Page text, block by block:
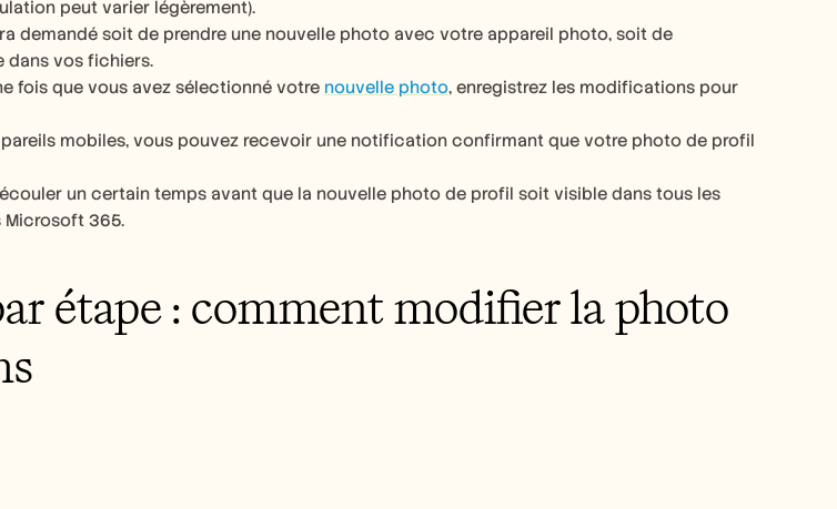
peut varier légèrement).
demandé soit de prendre une nouvelle photo avec votre appareil photo, soit de
dans vos fichiers.
fois que vous avez sélectionné votre nouvelle photo, enregistrez les modifications pour
mobiles, vous pouvez recevoir une notification confirmant que votre photo de profil
un certain temps avant que la nouvelle photo de profil soit visible dans tous les
Microsoft 365.
étape : comment modifier la photo